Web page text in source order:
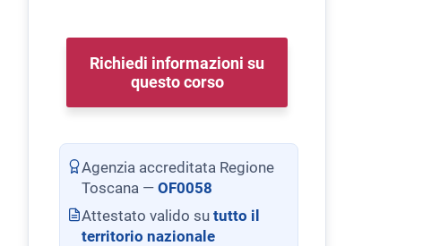
Richiedi informazioni su
questo corso
Agenzia accreditata Regione
Toscana —OF0058
Attestato valido sututto il
territorio nazionale